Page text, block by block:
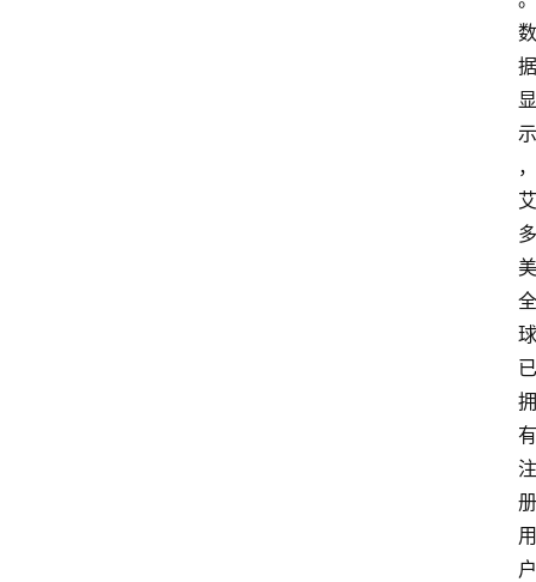
数
据
显
示
，
艾
多
美
全
球
已
拥
有
注
册
用
户